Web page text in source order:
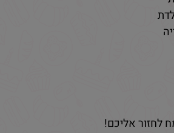
לחזור אליכם!